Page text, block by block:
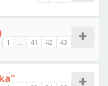
1 ... 41 42 43